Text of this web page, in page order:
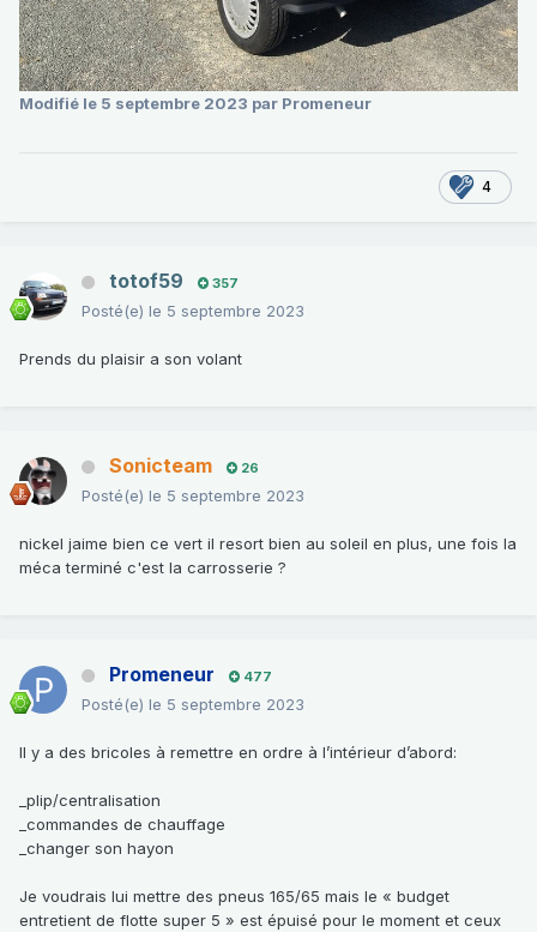
Modifié le 5 septembre 2023 par Promeneur
4
totof59 357
Posté(e) le 5 septembre 2023
Prends du plaisir a son volant
Sonicteam 26
Posté(e) le 5 septembre 2023
nickel jaime bien ce vert il resort bien au soleil en plus, une fois la
méca terminé c'est la carrosserie ?
Promeneur 477
Posté(e) le 5 septembre 2023
Il y a des bricoles à remettre en ordre à l’intérieur d’abord:
_plip/centralisation
_commandes de chauffage
_changer son hayon
Je voudrais lui mettre des pneus 165/65 mais le « budget
entretient de flotte super 5 » est épuisé pour le moment et ceux